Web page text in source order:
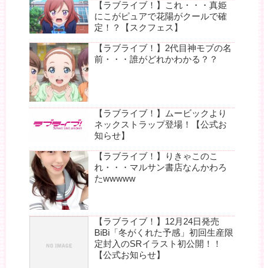
【ラブライブ！】これ・・・真姫
にこがピュアで花陽がクールで確
定！？【スクフェス】
【ラブライブ！】2代目神モブの名
前・・・誰がどれかわかる？？
【ラブライブ！】ムービックより
ネックストラップ登場！【公式お
知らせ】
【ラブライブ！】りきゃこのこ
れ・・・マルサン書店なんかわろ
たwwwww
【ラブライブ！】12月24日発売
BiBi「冬がくれた予感」初回生産限
定封入のSRイラスト初公開！！
【公式お知らせ】